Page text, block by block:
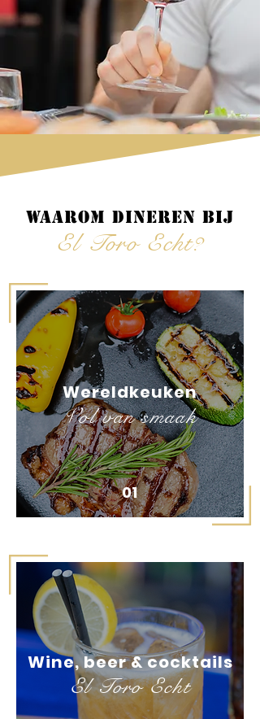
Waarom dineren bij
El Toro Echt?
Wereldkeuken
01
Vol van smaak
El Toro Echt
Wine, beer & cocktails